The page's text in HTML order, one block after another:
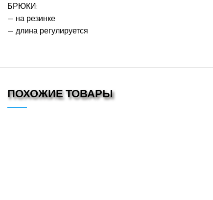
БРЮКИ:
— на резинке
— длина регулируется
ПОХОЖИЕ ТОВАРЫ